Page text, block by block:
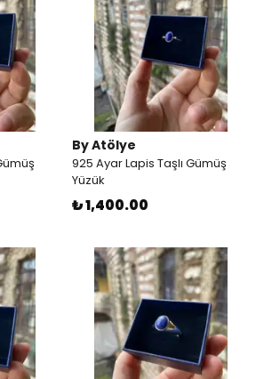
By Atölye
925 Ayar Lapis Taşlı Gümüş
Yüzük
₺ 1,400.00